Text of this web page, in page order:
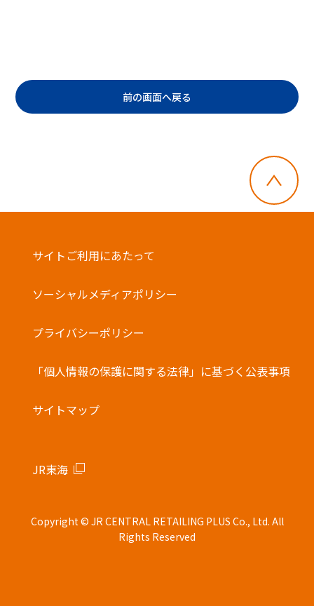
前の画面へ戻る
サイトご利用にあたって
ソーシャルメディアポリシー
プライバシーポリシー
「個人情報の保護に関する法律」に基づく公表事項
サイトマップ
JR東海
Copyright © JR CENTRAL RETAILING PLUS Co., Ltd. All
Rights Reserved